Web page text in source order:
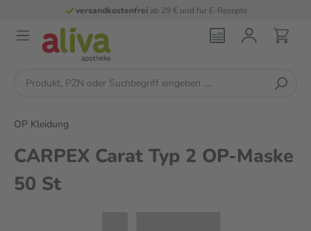
versandkostenfreiab 29 € und für E-Rezepte
OP Kleidung
CARPEX Carat Typ 2 OP-Maske
50 St